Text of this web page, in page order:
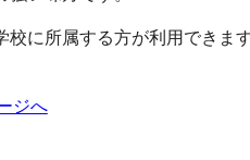
に所属する方が利用できます
ジへ